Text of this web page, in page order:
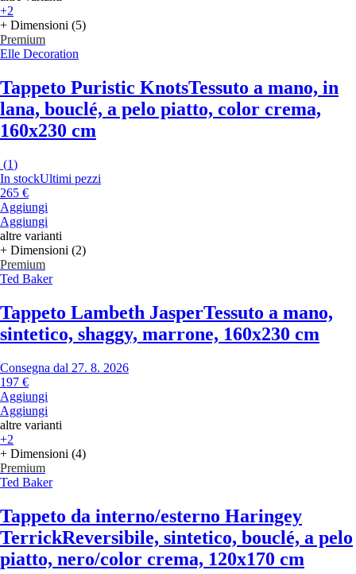
+2
+ Dimensioni (5)
Premium
Elle Decoration
Tappeto Puristic KnotsTessuto a mano, in
lana, bouclé, a pelo piatto, color crema,
160x230 cm
(1)
In stockUltimi pezzi
265 €
Aggiungi
Aggiungi
altre varianti
+ Dimensioni (2)
Premium
Ted Baker
Tappeto Lambeth JasperTessuto a mano,
sintetico, shaggy, marrone, 160x230 cm
Consegna dal 27. 8. 2026
197 €
Aggiungi
Aggiungi
altre varianti
+2
+ Dimensioni (4)
Premium
Ted Baker
Tappeto da interno/esterno Haringey
TerrickReversibile, sintetico, bouclé, a pelo
piatto, nero/color crema, 120x170 cm